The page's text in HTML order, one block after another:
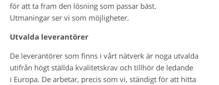
för att ta fram den lösning som passar bäst.
Utmaningar ser vi som möjligheter.
Utvalda leverantörer
De leverantörer som finns i vårt nätverk är noga utvalda
utifrån högt ställda kvalitetskrav och tillhör de ledande
i Europa. De arbetar, precis som vi, ständigt för att hitta